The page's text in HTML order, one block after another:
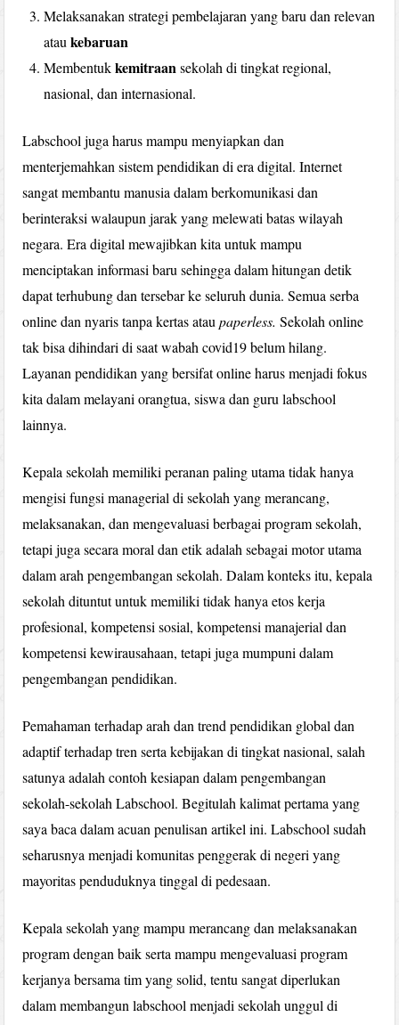
Melaksanakan strategi pembelajaran yang baru dan relevan
ataukebaruan
Membentukkemitraan sekolah di tingkat regional,
nasional, dan internasional.
Labschool juga harus mampu menyiapkan dan
menterjemahkan sistem pendidikan di era digital. Internet
sangat membantu manusia dalam berkomunikasi dan
berinteraksi walaupun jarak yang melewati batas wilayah
negara. Era digital mewajibkan kita untuk mampu
menciptakan informasi baru sehingga dalam hitungan detik
dapat terhubung dan tersebar ke seluruh dunia. Semua serba
online dan nyaris tanpa kertas ataupaperless. Sekolah online
tak bisa dihindari di saat wabah covid19 belum hilang.
Layanan pendidikan yang bersifat online harus menjadi fokus
kita dalam melayani orangtua, siswa dan guru labschool
lainnya.
Kepala sekolah memiliki peranan paling utama tidak hanya
mengisi fungsi managerial di sekolah yang merancang,
melaksanakan, dan mengevaluasi berbagai program sekolah,
tetapi juga secara moral dan etik adalah sebagai motor utama
dalam arah pengembangan sekolah. Dalam konteks itu, kepala
sekolah dituntut untuk memiliki tidak hanya etos kerja
profesional, kompetensi sosial, kompetensi manajerial dan
kompetensi kewirausahaan, tetapi juga mumpuni dalam
pengembangan pendidikan.
Pemahaman terhadap arah dan trend pendidikan global dan
adaptif terhadap tren serta kebijakan di tingkat nasional, salah
satunya adalah contoh kesiapan dalam pengembangan
sekolah-sekolah Labschool. Begitulah kalimat pertama yang
saya baca dalam acuan penulisan artikel ini. Labschool sudah
seharusnya menjadi komunitas penggerak di negeri yang
mayoritas penduduknya tinggal di pedesaan.
Kepala sekolah yang mampu merancang dan melaksanakan
program dengan baik serta mampu mengevaluasi program
kerjanya bersama tim yang solid, tentu sangat diperlukan
dalam membangun labschool menjadi sekolah unggul di